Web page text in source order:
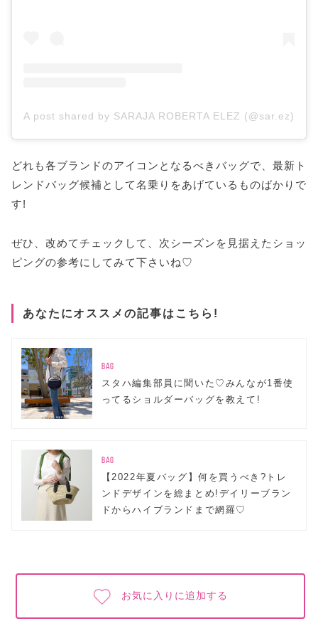
A post shared by SARAJA ROBERTA ELEZ (@sar.ez)
どれも各ブランドのアイコンとなるべきバッグで、最新ト
レンドバッグ候補として名乗りをあげているものばかりで
す!
ぜひ、改めてチェックして、次シーズンを見据えたショッ
ピングの参考にしてみて下さいね♡
あなたにオススメの記事はこちら!
BAG
スタハ編集部員に聞いた♡みんなが1番使
ってるショルダーバッグを教えて!
BAG
【2022年夏バッグ】何を買うべき?トレ
ンドデザインを総まとめ!デイリーブラン
ドからハイブランドまで網羅♡
お気に入りに追加する